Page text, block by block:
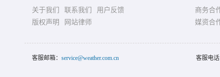
关于我们 联系我们
用户反馈
版权声明
网站律师
商务合
媒资合
客服邮箱： service@weather.com.cn 客服电